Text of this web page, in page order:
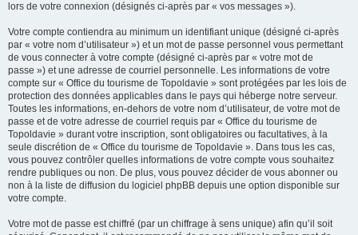
lors de votre connexion (désignés ci-après par « vos messages »).
Votre compte contiendra au minimum un identifiant unique (désigné ci-après
par « votre nom d’utilisateur ») et un mot de passe personnel vous permettant
de vous connecter à votre compte (désigné ci-après par « votre mot de
passe ») et une adresse de courriel personnelle. Les informations de votre
compte sur « Office du tourisme de Topoldavie » sont protégées par les lois de
protection des données applicables dans le pays qui héberge notre serveur.
Toutes les informations, en-dehors de votre nom d’utilisateur, de votre mot de
passe et de votre adresse de courriel requis par « Office du tourisme de
Topoldavie » durant votre inscription, sont obligatoires ou facultatives, à la
seule discrétion de « Office du tourisme de Topoldavie ». Dans tous les cas,
vous pouvez contrôler quelles informations de votre compte vous souhaitez
rendre publiques ou non. De plus, vous pouvez décider de vous abonner ou
non à la liste de diffusion du logiciel phpBB depuis une option disponible sur
votre compte.
Votre mot de passe est chiffré (par un chiffrage à sens unique) afin qu’il soit